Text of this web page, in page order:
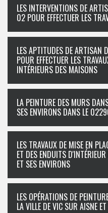
LES INTERVENTIONS DE
02 POUR EFFECTUER LES
LES APTITUDES DE ARTISAN
POUR EFFECTUER LES
INTÉRIEURS DES MAISONS
LA PEINTURE DES MURS
SES ENVIRONS DANS LE
LES TRAVAUX DE MISE EN
ET DES ENDUITS
ET SES ENVIRONS
LES OPÉRATIONS DE
LA VILLE DE VIC SUR AISNE